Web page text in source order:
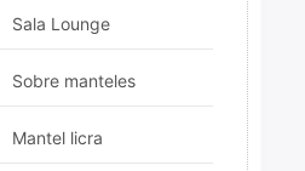
Sala Lounge
Sobre manteles
Mantel licra